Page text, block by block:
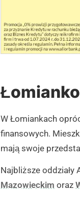
W Łomiankach
finansowych.
mają swoje
Najbliższe oddziały
Mazowieckim oraz